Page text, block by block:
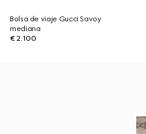
Bolsa de viaje Gucci Savoy
mediana
€ 2.100